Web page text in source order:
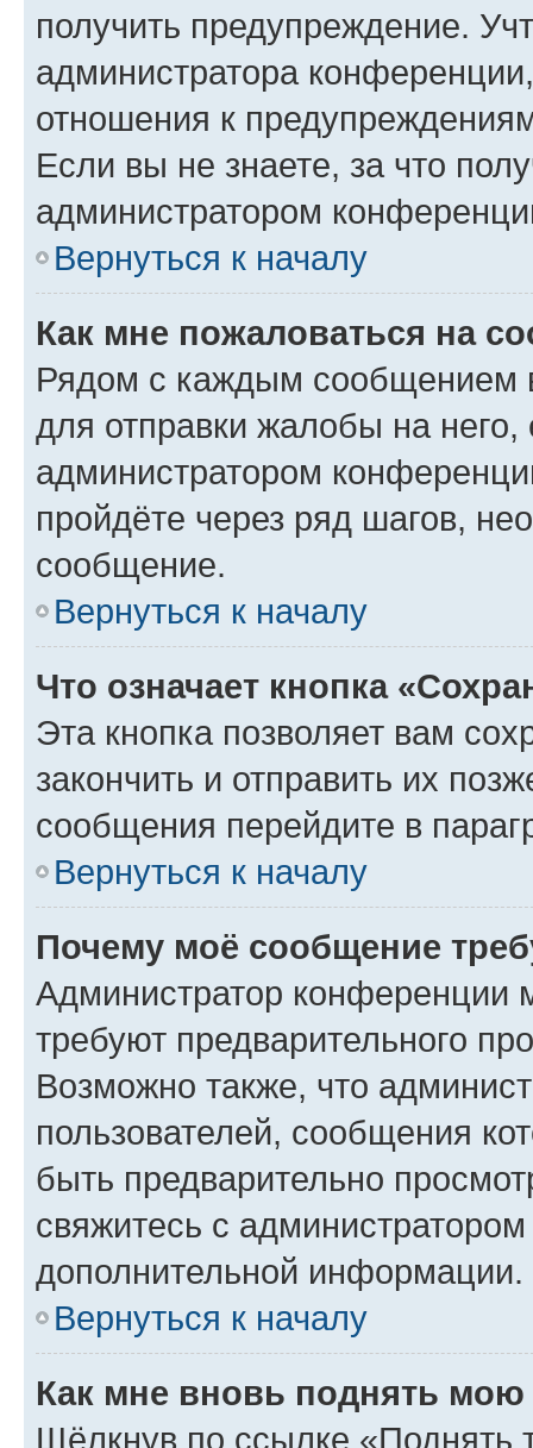
получить предупреждение.
администратора
отношения к
Если вы не знаете, за что
администратором
Вернуться к началу
Как мне пожаловаться на
Рядом с каждым сообщением
для отправки жалобы на
администратором
пройдёте через ряд шагов,
сообщение.
Вернуться к началу
Что означает кнопка
Эта кнопка позволяет вам
закончить и отправить их
сообщения перейдите в
Вернуться к началу
Почему моё сообщение
Администратор конференции
требуют предварительного
Возможно также, что
пользователей, сообщения
быть предварительно
свяжитесь с
дополнительной информации.
Вернуться к началу
Как мне вновь поднять мою
Щёлкнув по ссылке «Поднять